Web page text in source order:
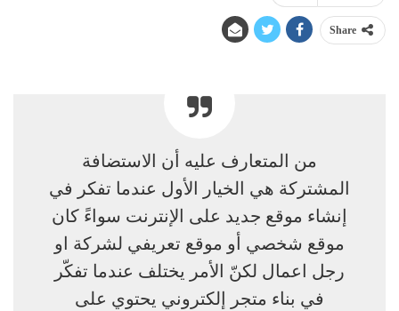
Share
من المتعارف عليه أن الاستضافة
المشتركة هي الخيار الأول عندما تفكر في
إنشاء موقع جديد على الإنترنت سواءً كان
موقع شخصي أو موقع تعريفي لشركة او
رجل اعمال لكنّ الأمر يختلف عندما تفكّر
في بناء متجر إلكتروني يحتوي على